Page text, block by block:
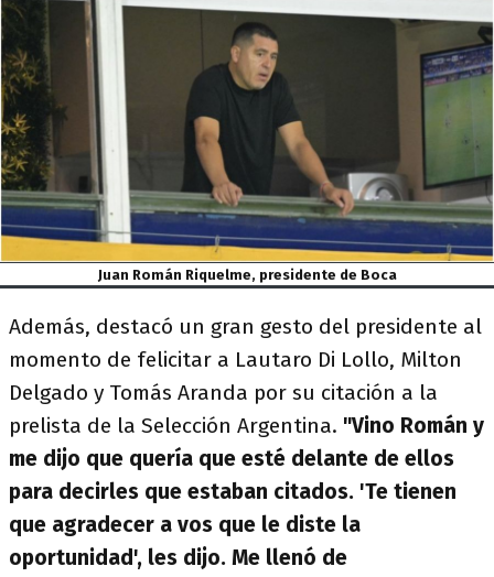
Juan Román Riquelme, presidente de Boca
Además, destacó un gran gesto del presidente al
momento de felicitar a Lautaro Di Lollo, Milton
Delgado y Tomás Aranda por su citación a la
prelista de la Selección Argentina. "Vino Román y
me dijo que quería que esté delante de ellos
para decirles que estaban citados. 'Te tienen
que agradecer a vos que le diste la
oportunidad', les dijo. Me llenó de